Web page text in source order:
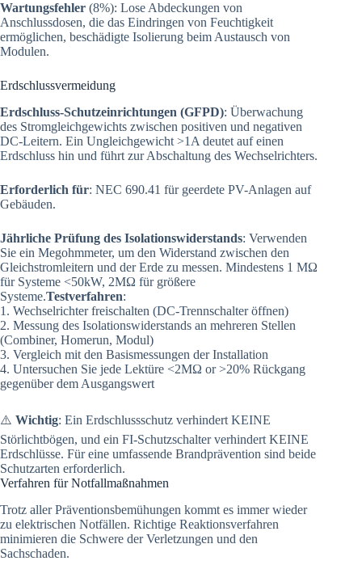
Wartungsfehler (8%): Lose Abdeckungen von
Anschlussdosen, die das Eindringen von Feuchtigkeit
ermöglichen, beschädigte Isolierung beim Austausch von
Modulen.
Erdschlussvermeidung
Erdschluss-Schutzeinrichtungen (GFPD): Überwachung
des Stromgleichgewichts zwischen positiven und negativen
DC-Leitern. Ein Ungleichgewicht >1A deutet auf einen
Erdschluss hin und führt zur Abschaltung des Wechselrichters.
Erforderlich für: NEC 690.41 für geerdete PV-Anlagen auf
Gebäuden.
Jährliche Prüfung des Isolationswiderstands: Verwenden
Sie ein Megohmmeter, um den Widerstand zwischen den
Gleichstromleitern und der Erde zu messen. Mindestens 1 MΩ
für Systeme <50kW, 2MΩ für größere
Systeme.Testverfahren:
1. Wechselrichter freischalten (DC-Trennschalter öffnen)
2. Messung des Isolationswiderstands an mehreren Stellen
(Combiner, Homerun, Modul)
3. Vergleich mit den Basismessungen der Installation
4. Untersuchen Sie jede Lektüre <2MΩ or >20% Rückgang
gegenüber dem Ausgangswert
⚠️ Wichtig: Ein Erdschlussschutz verhindert KEINE
Störlichtbögen, und ein FI-Schutzschalter verhindert KEINE
Erdschlüsse. Für eine umfassende Brandprävention sind beide
Schutzarten erforderlich.
Verfahren für Notfallmaßnahmen
Trotz aller Präventionsbemühungen kommt es immer wieder
zu elektrischen Notfällen. Richtige Reaktionsverfahren
minimieren die Schwere der Verletzungen und den
Sachschaden.